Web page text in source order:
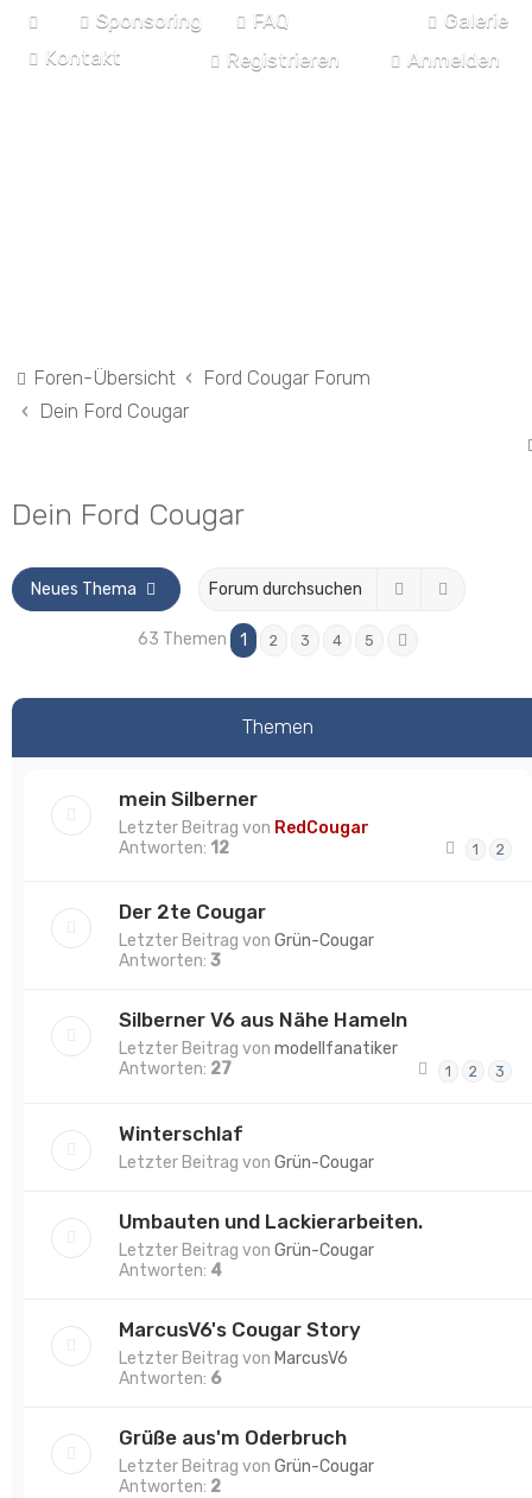
Galerie
Sponsoring
FAQ
Kontakt
Anmelden
Registrieren
Foren-Übersicht
Ford Cougar Forum
Dein Ford Cougar
Dein Ford Cougar
Neues Thema Suche
63 Themen 1 2 3 4 5
Themen
mein Silberner
Letzter Beitrag von RedCougar
Antworten: 12 1 2
Der 2te Cougar
Letzter Beitrag von Grün-Cougar
Antworten: 3
Silberner V6 aus Nähe Hameln
Letzter Beitrag von modellfanatiker
Antworten: 27 1 2 3
Winterschlaf
Letzter Beitrag von Grün-Cougar
Umbauten und Lackierarbeiten.
Letzter Beitrag von Grün-Cougar
Antworten: 4
MarcusV6's Cougar Story
Letzter Beitrag von MarcusV6
Antworten: 6
Grüße aus'm Oderbruch
Letzter Beitrag von Grün-Cougar
Antworten: 2